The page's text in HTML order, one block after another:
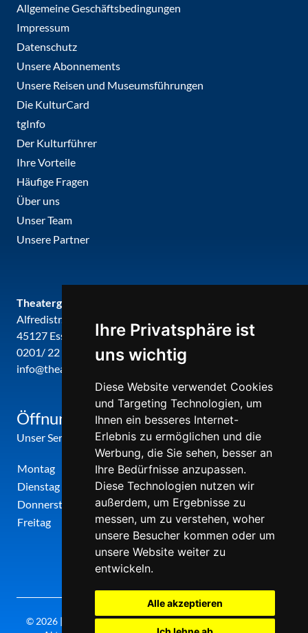
Ihre Privatsphäre ist
uns wichtig
Diese Website verwendet Cookies
und Targeting Technologien, um
Ihnen ein besseres Internet-
Erlebnis zu ermöglichen und die
Werbung, die Sie sehen, besser an
Ihre Bedürfnisse anzupassen.
Diese Technologien nutzen wir
außerdem, um Ergebnisse zu
messen, um zu verstehen, woher
unsere Besucher kommen oder um
unsere Website weiter zu
entwickeln.
Alle akzeptieren
Allgemeine Geschäftsbedingungen
Impressum
Datenschutz
Unsere Abonnements
Unsere Reisen und Museumsführungen
Die KulturCard
tgInfo
Der Kulturführer
Ihre Vorteile
Häufige Fragen
Über uns
Unser Team
Unsere Partner
Theatergemeinde metropole ruhr
Alfredistr. 32
45127 Essen
0201/ 22 22 29
info@theatergemeinde-metropole-ruhr.de
Öffnungszeiten
Unser Service-Center ist zu folgenden Zeiten geöffnet
Montag
12:00 Uhr - 17:00 Uhr
Dienstag
09:00 Uhr - 12:00 Uhr
Donnerstag
09:00 Uhr - 12:00 Uhr
Freitag
09:00 Uhr - 12:00 Uhr
© 2026 | Theatergemeinde metropole ruhr | 2026/27 | Letzte